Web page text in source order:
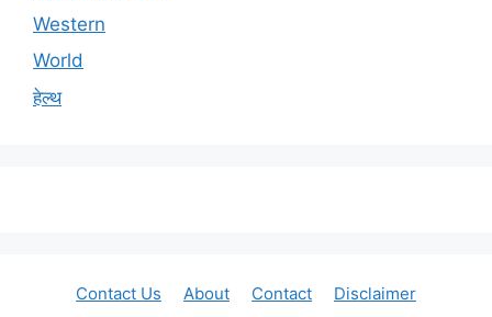
Western
World
हेल्थ
Contact Us About Contact Disclaimer